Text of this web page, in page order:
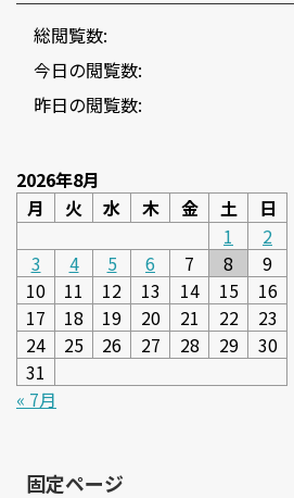
総閲覧数:
今日の閲覧数:
昨日の閲覧数:
2026年8月
月
火 水 木 金 土
日
1
2
3
4 5 6 7 8
9
10
11 12 13 14 15
16
17
18 19 20 21 22
23
24
25 26 27 28 29
30
31
« 7月
固定ページ